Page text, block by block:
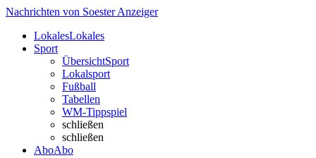
Nachrichten von Soester Anzeiger
LokalesLokales
Sport
ÜbersichtSport
Lokalsport
Fußball
Tabellen
WM-Tippspiel
schließen
schließen
AboAbo